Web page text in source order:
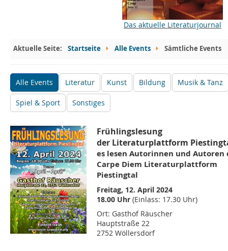
Das aktuelle Literaturjournal
Aktuelle Seite: Startseite Alle Events Sämtliche Events
Alle Events Literatur Kunst Bildung Musik & Tanz
Spiel & Sport Sonstiges
Frühlingslesung
der Literaturplattform
es lesen Autorinnen und Autoren
Carpe Diem Literaturplattform
Piestingtal
Freitag, 12. April 2024
18.00 Uhr (Einlass: 17.30 Uhr)
Ort: Gasthof Räuscher
Hauptstraße 22
2752 Wöllersdorf